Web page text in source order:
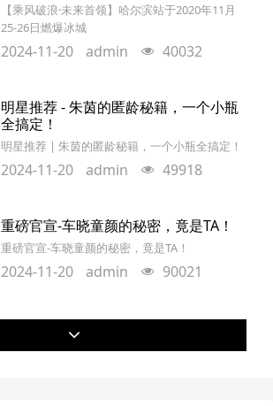
【乘风破浪·未来首领】哈尔滨站于2020年11月
25-26日燃爆冰城
2024-11-20 admin 40032
明星推荐 - 朱茵的匿龄秘籍，一个小瓶
全搞定！
明星推荐 | 朱茵的匿龄秘籍，一个小瓶全搞定！
2024-11-20 admin 49918
重磅官宣-车晓童颜的秘密，竟是TA！
重磅官宣-车晓童颜的秘密，竟是TA！
2024-11-20 admin 90021